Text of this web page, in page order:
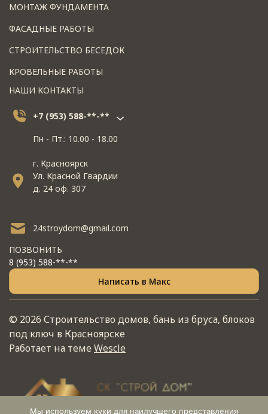
МОНТАЖ ФУНДАМЕНТА
ФАСАДНЫЕ РАБОТЫ
СТРОИТЕЛЬСТВО БЕСЕДОК
КРОВЕЛЬНЫЕ РАБОТЫ
НАШИ КОНТАКТЫ
+7 (953) 588-**-**
Пн - Пт.: 10.00 - 18.00
г. Красноярск
Ул. Красной Гвардии
д. 24 оф. 307
24stroydom@gmail.com
ПОЗВОНИТЬ
8 (953) 588-**-**
Написать в Макс
© 2026 Строительство домов, бань из бруса, блоков
под ключ в Красноярске
Работает на темеWescle
Мы используем куки для наилучшего представления